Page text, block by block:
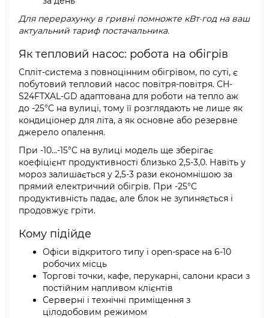
Для перерахунку в гривні помножте кВт·год на ваш
актуальний тариф постачальника.
Як тепловий насос: робота на обігрів
Спліт-система з повноцінним обігрівом, по суті, є
побутовий тепловий насос повітря-повітря. CH-
S24FTXAL-GD адаптована для роботи на тепло аж
до -25°C на вулиці, тому її розглядають не лише як
кондиціонер для літа, а як основне або резервне
джерело опалення.
При -10...-15°C на вулиці модель ще зберігає
коефіцієнт продуктивності близько 2,5-3,0. Навіть у
мороз залишається у 2,5-3 рази економнішою за
прямий електричний обігрів. При -25°C
продуктивність падає, але блок не зупиняється і
продовжує гріти.
Кому підійде
Офіси відкритого типу і open-space на 6-10
робочих місць
Торгові точки, кафе, перукарні, салони краси з
постійним напливом клієнтів
Серверні і технічні приміщення з
цілодобовим режимом